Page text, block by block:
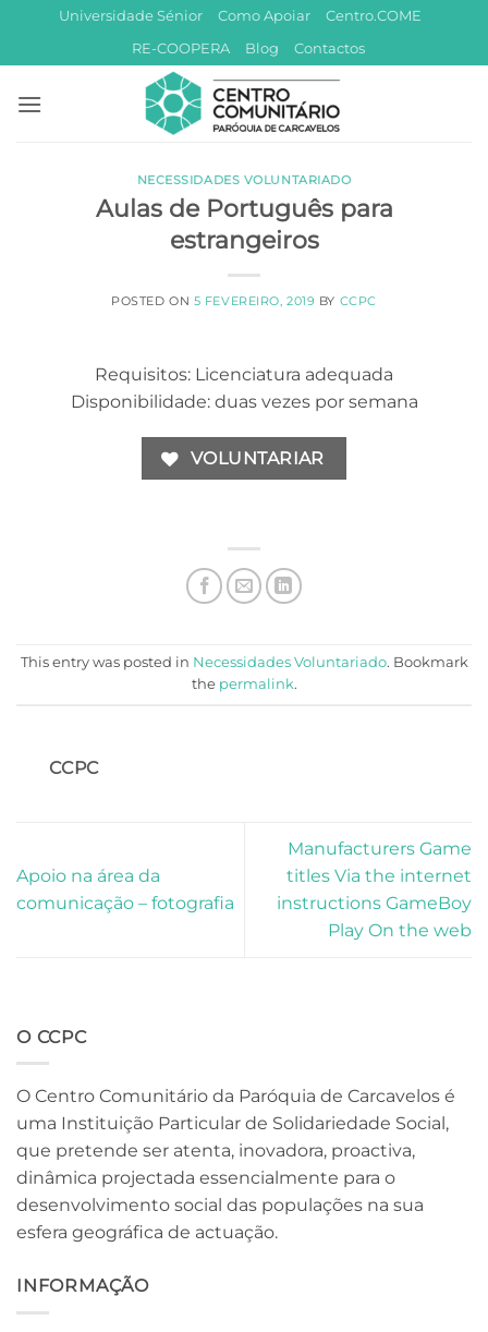
content
Universidade Sénior Como Apoiar
Centro.COME
RE-COOPERA
Blog Contactos
NECESSIDADES VOLUNTARIADO
Aulas de Português para
estrangeiros
POSTED ON 5 FEVEREIRO, 2019 BY CCPC
Requisitos: Licenciatura adequada
Disponibilidade: duas vezes por semana
VOLUNTARIAR
This entry was posted in Necessidades Voluntariado. Bookmark
the permalink.
CCPC
Apoio na área da
comunicação – fotografia
Manufacturers Game
titles Via the internet
instructions GameBoy
Play On the web
O CCPC
O Centro Comunitário da Paróquia de Carcavelos é
uma Instituição Particular de Solidariedade Social,
que pretende ser atenta, inovadora, proactiva,
dinâmica projectada essencialmente para o
desenvolvimento social das populações na sua
esfera geográfica de actuação.
INFORMAÇÃO